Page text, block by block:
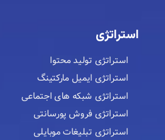
استراتژی
استراتژی تولید محتوا
استراتژی ایمیل مارکتینگ
استراتژی شبکه های اجتماعی
استراتژی فروش پورسانتی
استراتژی تبلیغات موبایلی